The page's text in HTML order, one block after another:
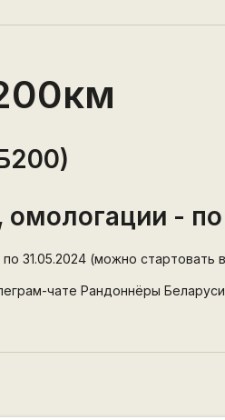
омологации - по
31.05.2024 (можно стартовать
чате Рандоннёры Беларуси